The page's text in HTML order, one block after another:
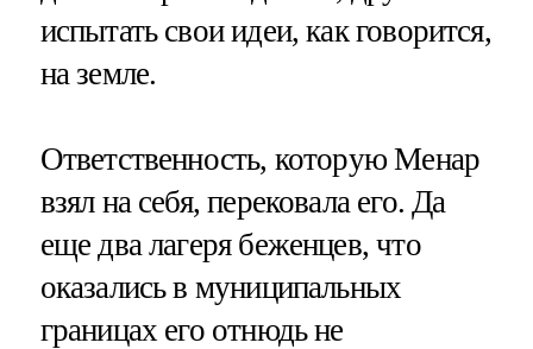
испытать свои идеи, как говорится,
на земле.
Ответственность, которую Менар
взял на себя, перековала его. Да
еще два лагеря беженцев, что
оказались в муниципальных
границах его отнюдь не